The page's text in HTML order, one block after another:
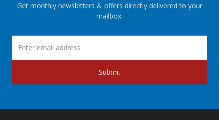
Get monthly newsletters & offers directly delivered to your
mailbox.
Submit